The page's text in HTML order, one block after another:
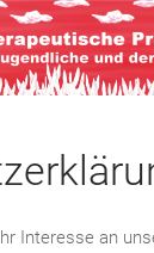
Interesse an